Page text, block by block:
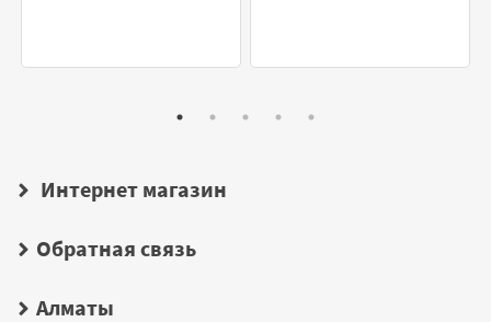
Интернет магазин
Обратная связь
Алматы